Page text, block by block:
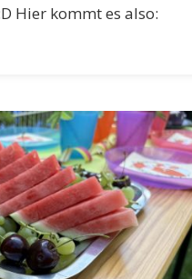
Hier kommt es also: